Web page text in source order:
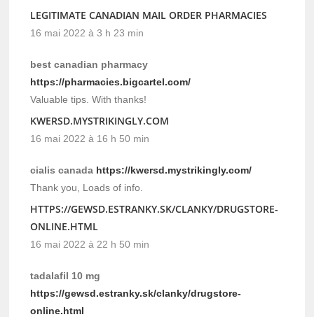
LEGITIMATE CANADIAN MAIL ORDER PHARMACIES
16 mai 2022 à 3 h 23 min
best canadian pharmacy
https://pharmacies.bigcartel.com/
Valuable tips. With thanks!
KWERSD.MYSTRIKINGLY.COM
16 mai 2022 à 16 h 50 min
cialis canada https://kwersd.mystrikingly.com/
Thank you, Loads of info.
HTTPS://GEWSD.ESTRANKY.SK/CLANKY/DRUGSTORE-
ONLINE.HTML
16 mai 2022 à 22 h 50 min
tadalafil 10 mg
https://gewsd.estranky.sk/clanky/drugstore-
online.html